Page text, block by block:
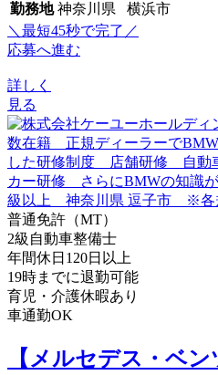
勤務地 神奈川県 横浜市
＼最短45秒で完了／
応募へ進む
詳しく
見る
普通免許（MT）
2級自動車整備士
年間休日120日以上
19時までに退勤可能
育児・介護休暇あり
車通勤OK
【メルセデス・ベ